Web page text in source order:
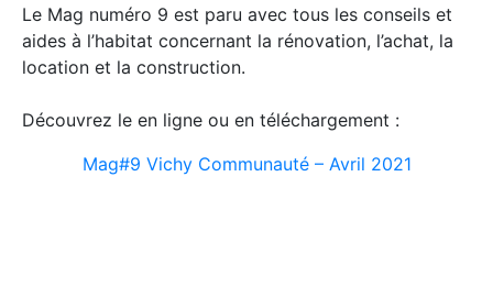
Le Mag numéro 9 est paru avec tous les conseils et
aides à l’habitat concernant la rénovation, l’achat, la
location et la construction.
Découvrez le en ligne ou en téléchargement :
Mag#9 Vichy Communauté – Avril 2021